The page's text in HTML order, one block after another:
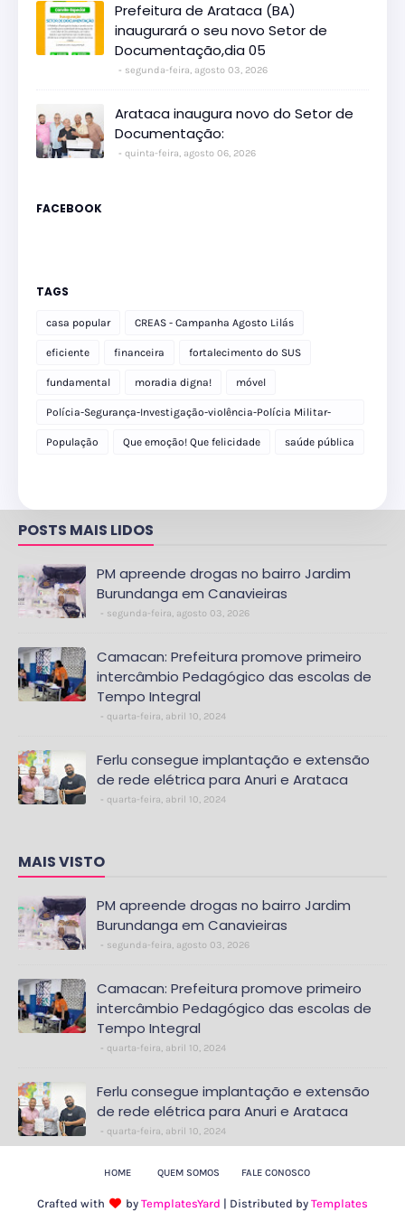
Prefeitura de Arataca (BA)
inaugurará o seu novo Setor de
Documentação,dia 05
segunda-feira, agosto 03, 2026
Arataca inaugura novo do Setor de
Documentação:
quinta-feira, agosto 06, 2026
FACEBOOK
TAGS
casa popular CREAS - Campanha Agosto Lilás
eficiente financeira fortalecimento do SUS
fundamental moradia digna! móvel
Polícia-Segurança-Investigação-violência-Polícia Militar-
delegacia
População Que emoção! Que felicidade saúde pública
POSTS MAIS LIDOS
PM apreende drogas no bairro Jardim
Burundanga em Canavieiras
segunda-feira, agosto 03, 2026
Camacan: Prefeitura promove primeiro
intercâmbio Pedagógico das escolas de
Tempo Integral
quarta-feira, abril 10, 2024
Ferlu consegue implantação e extensão
de rede elétrica para Anuri e Arataca
quarta-feira, abril 10, 2024
MAIS VISTO
PM apreende drogas no bairro Jardim
Burundanga em Canavieiras
segunda-feira, agosto 03, 2026
Camacan: Prefeitura promove primeiro
intercâmbio Pedagógico das escolas de
Tempo Integral
quarta-feira, abril 10, 2024
Ferlu consegue implantação e extensão
de rede elétrica para Anuri e Arataca
quarta-feira, abril 10, 2024
HOME QUEM SOMOS FALE CONOSCO
Crafted with by TemplatesYard | Distributed by Templates